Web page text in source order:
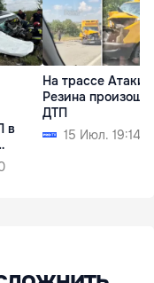
в
На трассе Атаки—
Резина
ДТП
15 Июл. 19:14